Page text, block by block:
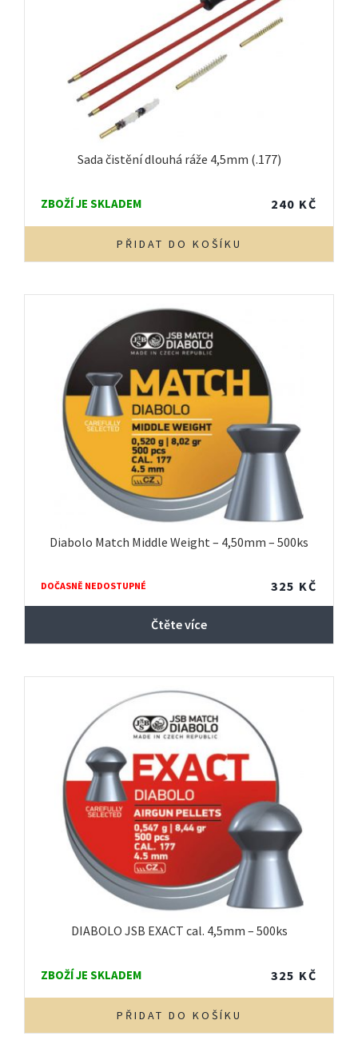
Sada čistění dlouhá ráže 4,5mm (.177)
ZBOŽÍ JE SKLADEM 240 KČ
PŘIDAT DO KOŠÍKU
Diabolo Match Middle Weight – 4,50mm – 500ks
DOČASNĚ NEDOSTUPNÉ 325 KČ
Čtěte více
DIABOLO JSB EXACT cal. 4,5mm – 500ks
ZBOŽÍ JE SKLADEM 325 KČ
PŘIDAT DO KOŠÍKU